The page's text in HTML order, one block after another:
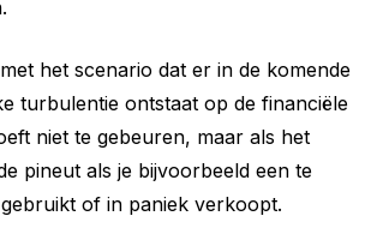
het scenario dat er in de komende
turbulentie ontstaat op de financiële
niet te gebeuren, maar als het
pineut als je bijvoorbeeld een te
of in paniek verkoopt.